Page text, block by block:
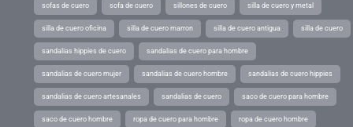
sofas de cuero sofa de cuero sillones de cuero silla de cuero y metal
silla de cuero oficina silla de cuero marron silla de cuero antigua silla de cuero
sandalias hippies de cuero sandalias de cuero para hombre
sandalias de cuero mujer sandalias de cuero hombre sandalias de cuero hippies
sandalias de cuero artesanales sandalias de cuero saco de cuero para hombre
saco de cuero hombre ropa de cuero para hombre ropa de cuero hombre